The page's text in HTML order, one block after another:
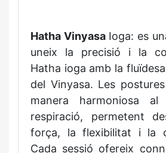
Hatha VinyasaIoga: es
uneix la precisió i la
Hatha ioga amb la
del Vinyasa. Les
manera harmoniosa
respiració, permetent
força, la flexibilitat i la
Cada sessió ofereix